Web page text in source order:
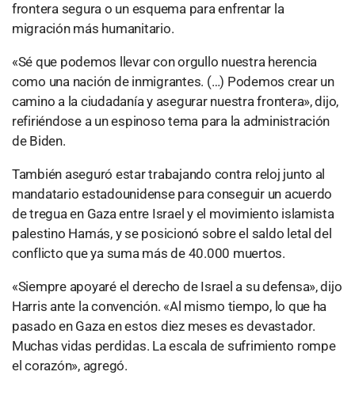
frontera segura o un esquema para enfrentar la
migración más humanitario.
«Sé que podemos llevar con orgullo nuestra herencia
como una nación de inmigrantes. (…) Podemos crear un
camino a la ciudadanía y asegurar nuestra frontera», dijo,
refiriéndose a un espinoso tema para la administración
de Biden.
También aseguró estar trabajando contra reloj junto al
mandatario estadounidense para conseguir un acuerdo
de tregua en Gaza entre Israel y el movimiento islamista
palestino Hamás, y se posicionó sobre el saldo letal del
conflicto que ya suma más de 40.000 muertos.
«Siempre apoyaré el derecho de Israel a su defensa», dijo
Harris ante la convención. «Al mismo tiempo, lo que ha
pasado en Gaza en estos diez meses es devastador.
Muchas vidas perdidas. La escala de sufrimiento rompe
el corazón», agregó.